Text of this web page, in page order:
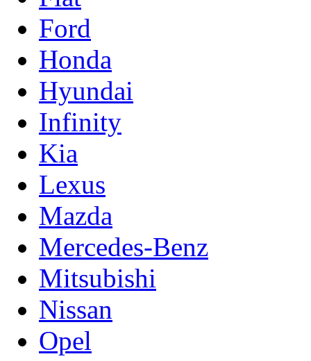
Ford
Honda
Hyundai
Infinity
Kia
Lexus
Mazda
Mercedes-Benz
Mitsubishi
Nissan
Opel